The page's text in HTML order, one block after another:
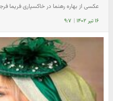
عکسی از بهاره رهنما در خاکسپاری فریما
۱۶ تیر ۱۴۰۲ | ۹:۷